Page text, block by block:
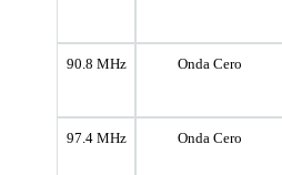
90.8 MHz Onda Cero
97.4 MHz Onda Cero